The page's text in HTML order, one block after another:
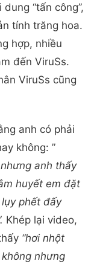
“tấn công”,
tính trăng hoa.
hợp, nhiều
đến ViruSs.
ViruSs cũng
anh có phải
không: ”
anh thấy
huyết em đặt
phết đấy
Khép lại video,
“hơi nhột
nhưng